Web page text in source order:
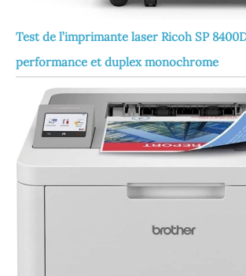
Test de l’imprimante laser Ricoh SP
performance et duplex monochrome